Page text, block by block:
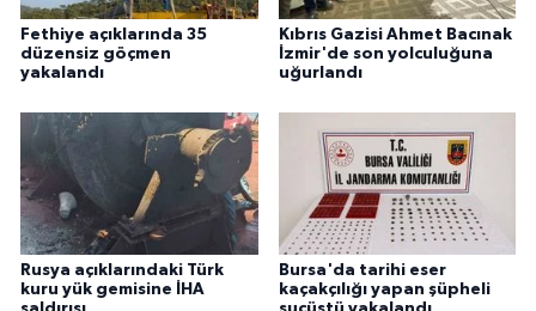
Fethiye açıklarında 35
düzensiz göçmen
yakalandı
Kıbrıs Gazisi Ahmet Bacınak
İzmir'de son yolculuğuna
uğurlandı
Rusya açıklarındaki Türk
kuru yük gemisine İHA
Bursa'da tarihi eser
kaçakçılığı yapan şüpheli